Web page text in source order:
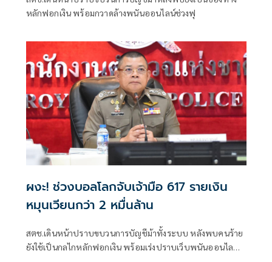
หลักฟอกเงิน พร้อมกวาดล้างพนันออนไลน์ช่วงฟุ
ผงะ! ช่วงบอลโลกจับเจ้ามือ 617 รายเงิน
หมุนเวียนกว่า 2 หมื่นล้าน
สตช.เดินหน้าปราบขบวนการบัญชีม้าทั้งระบบ หลังพบคนร้าย
ยังใช้เป็นกลไกหลักฟอกเงิน พร้อมเร่งปราบเว็บพนันออนไลน์